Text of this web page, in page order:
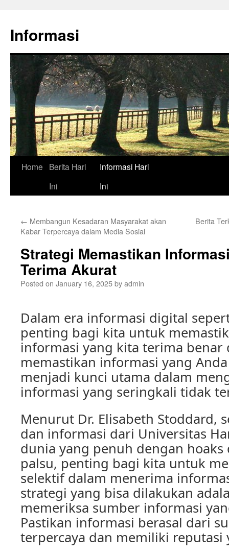
content
Informasi
Home
Berita Hari
Ini
Informasi Hari
Ini
← Membangun Kesadaran Masyarakat akan
Kabar Terpercaya dalam Media Sosial
Berita
Strategi Memastikan
Terima Akurat
Posted on January 16, 2025byadmin
Dalam era informasi digital
penting bagi kita untuk
informasi yang kita terima benar
memastikan informasi yang
menjadi kunci utama dalam
informasi yang seringkali tidak
Menurut Dr. Elisabeth Stoddard,
dan informasi dari Universitas
dunia yang penuh dengan
palsu, penting bagi kita untuk
selektif dalam menerima
strategi yang bisa dilakukan
memeriksa sumber informasi
Pastikan informasi berasal dari
terpercaya dan memiliki reputasi